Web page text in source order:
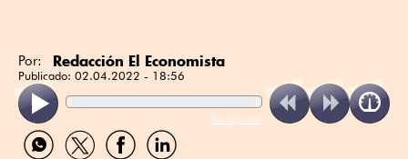
Por: Redacción El Economista
Publicado: 02.04.2022 - 18:56
ReadSpeaker
Compartir
por
Compartir
por
Compartir
por
Compartir
por